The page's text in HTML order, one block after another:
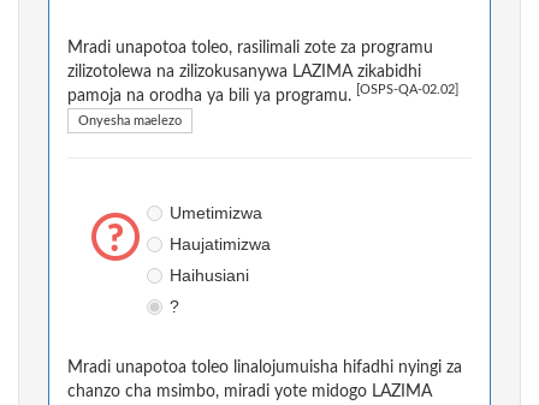
Mradi unapotoa toleo, rasilimali zote za programu
zilizotolewa na zilizokusanywa LAZIMA zikabidhi
pamoja na orodha ya bili ya programu.
[OSPS-QA-02.02]
Onyesha maelezo
Umetimizwa
Haujatimizwa
Haihusiani
?
Mradi unapotoa toleo linalojumuisha hifadhi nyingi za
chanzo cha msimbo, miradi yote midogo LAZIMA